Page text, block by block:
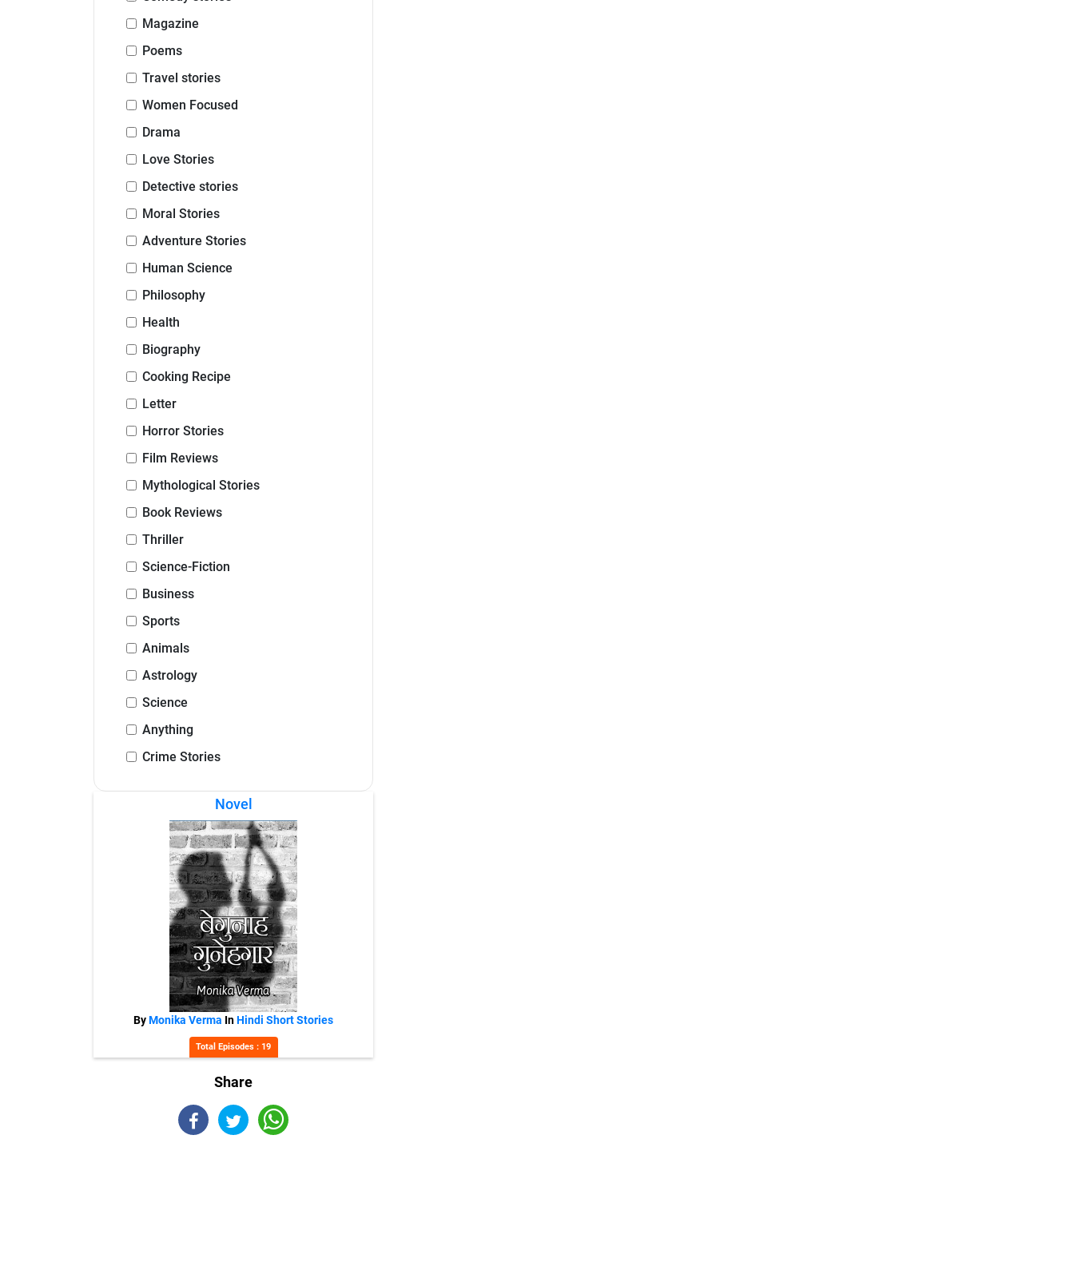
Magazine
Poems
Travel stories
Women Focused
Drama
Love Stories
Detective stories
Moral Stories
Adventure Stories
Human Science
Philosophy
Health
Biography
Cooking Recipe
Letter
Horror Stories
Film Reviews
Mythological Stories
Book Reviews
Thriller
Science-Fiction
Business
Sports
Animals
Astrology
Science
Anything
Crime Stories
Novel
ByMonika Verma InHindi Short Stories
Total Episodes : 19
Share